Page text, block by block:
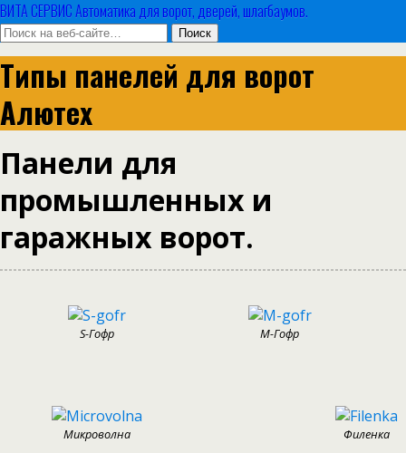
ВИТА СЕРВИС Автоматика для ворот, дверей, шлагбаумов.
Типы панелей для ворот
Алютех
Панели для
промышленных и
гаражных ворот.
S-Гофр М-Гофр
Микроволна Филенка